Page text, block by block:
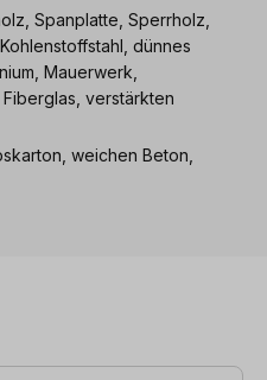
Spanplatte, Sperrholz,
dünnes
Mauerwerk,
verstärkten
weichen Beton,